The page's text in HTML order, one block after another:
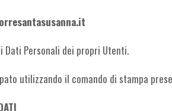
Dati Personali dei propri Utenti.
utilizzando il comando di stampa